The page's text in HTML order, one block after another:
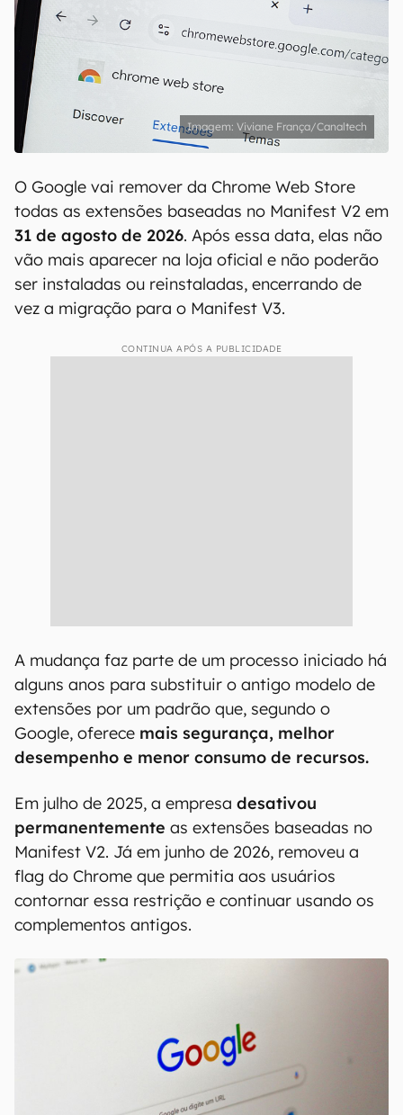
Viviane França/Canaltech
O Google vai remover da Chrome Web Store
todas as extensões baseadas no Manifest V2 em
31 de agosto de 2026. Após essa data, elas não
vão mais aparecer na loja oficial e não poderão
ser instaladas ou reinstaladas, encerrando de
vez a migração para o Manifest V3.
CONTINUA APÓS A PUBLICIDADE
A mudança faz parte de um processo iniciado há
alguns anos para substituir o antigo modelo de
extensões por um padrão que, segundo o
Google, oferece mais segurança, melhor
desempenho e menor consumo de recursos.
Em julho de 2025, a empresa desativou
permanentemente as extensões baseadas no
Manifest V2. Já em junho de 2026, removeu a
flag do Chrome que permitia aos usuários
contornar essa restrição e continuar usando os
complementos antigos.